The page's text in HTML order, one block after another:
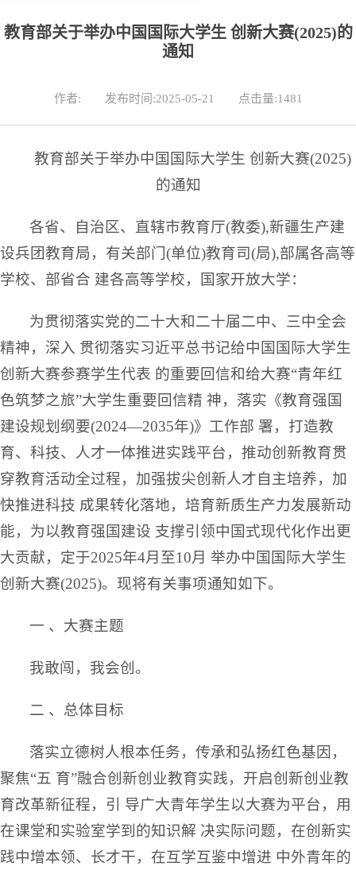
教育部关于举办中国国际大学生 创新大赛(2025)的
通知
作者: 发布时间:2025-05-21 点击量:1481
教育部关于举办中国国际大学生 创新大赛(2025)
的通知
各省、自治区、直辖市教育厅(教委),新疆生产建
设兵团教育局，有关部门(单位)教育司(局),部属各高等
学校、部省合 建各高等学校，国家开放大学：
为贯彻落实党的二十大和二十届二中、三中全会
精神，深入 贯彻落实习近平总书记给中国国际大学生
创新大赛参赛学生代表 的重要回信和给大赛“青年红
色筑梦之旅”大学生重要回信精 神，落实《教育强国
建设规划纲要(2024—2035年)》工作部 署，打造教
育、科技、人才一体推进实践平台，推动创新教育贯
穿教育活动全过程，加强拔尖创新人才自主培养，加
快推进科技 成果转化落地，培育新质生产力发展新动
能，为以教育强国建设 支撑引领中国式现代化作出更
大贡献，定于2025年4月至10月 举办中国国际大学生
创新大赛(2025)。现将有关事项通知如下。
一 、大赛主题
我敢闯，我会创。
二 、总体目标
落实立德树人根本任务，传承和弘扬红色基因，
聚焦“五 育”融合创新创业教育实践，开启创新创业教
育改革新征程，引 导广大青年学生以大赛为平台，用
在课堂和实验室学到的知识解 决实际问题，在创新实
践中增本领、长才干，在互学互鉴中增进 中外青年的